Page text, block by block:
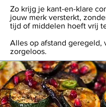
Zo krijg je kant-en-klare
jouw merk versterkt,
tijd of middelen hoeft vrij
Alles op afstand geregeld,
zorgeloos.